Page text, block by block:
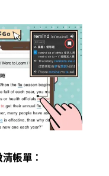
帳單：